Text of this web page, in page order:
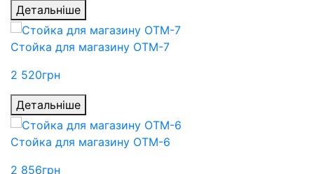
Детальніше
Стойка для магазину ОТМ-7
2 520грн
Детальніше
Стойка для магазину ОТМ-6
2 856грн